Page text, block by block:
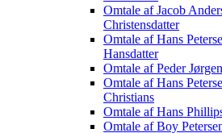
Omtale af Jacob
Christensdatter
Omtale af Hans
Hansdatter
Omtale af Peder
Omtale af Hans
Christians
Omtale af Hans
Omtale af Boy